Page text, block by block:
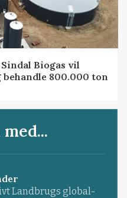
Biogas vil
800.000 ton
Landbrugs global-